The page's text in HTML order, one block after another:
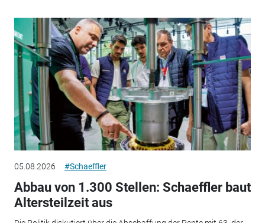
05.08.2026 #Schaeffler
Abbau von 1.300 Stellen: Schaeffler baut
Altersteilzeit aus